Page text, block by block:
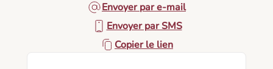
Envoyer par e-mail
Envoyer par SMS
Copier le lien